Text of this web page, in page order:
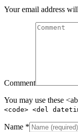
Your email address
Comment
You may use these
<code> <del
Name *